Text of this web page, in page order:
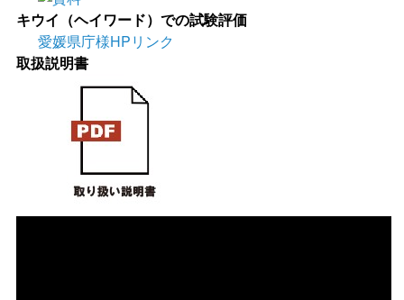
キウイ（ヘイワード）での試験評価
愛媛県庁様HPリンク
取扱説明書